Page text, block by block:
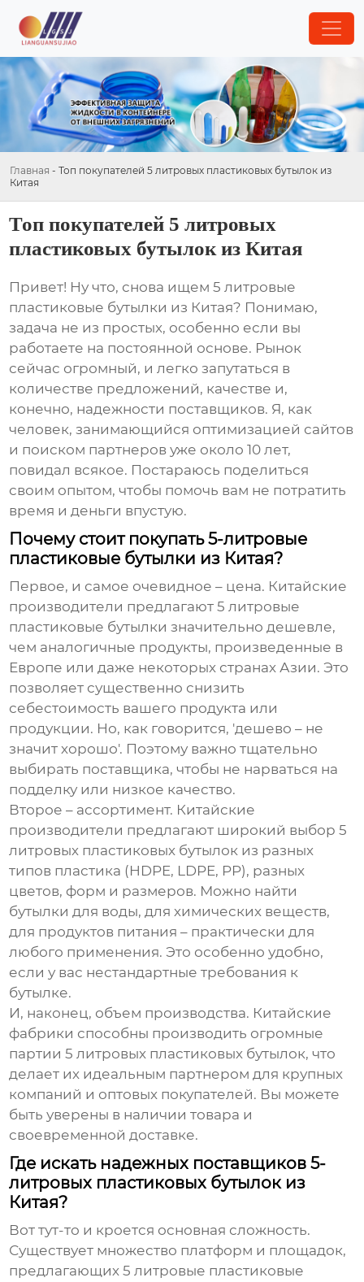
Главная - Топ покупателей 5 литровых пластиковых бутылок из
Китая
Топ покупателей 5 литровых
пластиковых бутылок из Китая
Привет! Ну что, снова ищем5 литровые
пластиковые бутылки из Китая? Понимаю,
задача не из простых, особенно если вы
работаете на постоянной основе. Рынок
сейчас огромный, и легко запутаться в
количестве предложений, качестве и,
конечно, надежности поставщиков. Я, как
человек, занимающийся оптимизацией сайтов
и поиском партнеров уже около 10 лет,
повидал всякое. Постараюсь поделиться
своим опытом, чтобы помочь вам не потратить
время и деньги впустую.
Почему стоит покупать 5-литровые
пластиковые бутылки из Китая?
Первое, и самое очевидное – цена. Китайские
производители предлагают5 литровые
пластиковые бутылки значительно дешевле,
чем аналогичные продукты, произведенные в
Европе или даже некоторых странах Азии. Это
позволяет существенно снизить
себестоимость вашего продукта или
продукции. Но, как говорится, 'дешево – не
значит хорошо'. Поэтому важно тщательно
выбирать поставщика, чтобы не нарваться на
подделку или низкое качество.
Второе – ассортимент. Китайские
производители предлагают широкий выбор5
литровых пластиковых бутылок из разных
типов пластика (HDPE, LDPE, PP), разных
цветов, форм и размеров. Можно найти
бутылки для воды, для химических веществ,
для продуктов питания – практически для
любого применения. Это особенно удобно,
если у вас нестандартные требования к
бутылке.
И, наконец, объем производства. Китайские
фабрики способны производить огромные
партии5 литровых пластиковых бутылок, что
делает их идеальным партнером для крупных
компаний и оптовых покупателей. Вы можете
быть уверены в наличии товара и
своевременной доставке.
Где искать надежных поставщиков 5-
литровых пластиковых бутылок из
Китая?
Вот тут-то и кроется основная сложность.
Существует множество платформ и площадок,
предлагающих5 литровые пластиковые